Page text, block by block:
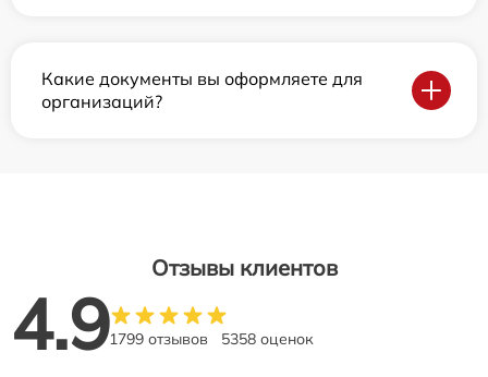
Какие документы вы оформляете для
организаций?
Отзывы клиентов
4.91799 отзывов 5358 оценок